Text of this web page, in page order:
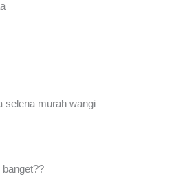
banget??